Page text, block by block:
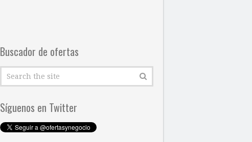
Buscador de ofertas
Síguenos en Twitter